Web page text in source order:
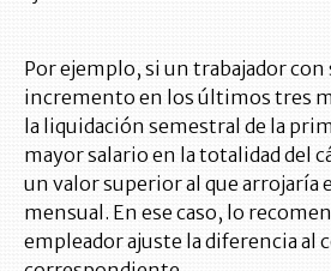
Por ejemplo, si un trabajador
incremento en los últimos tres
la liquidación semestral de la
mayor salario en la totalidad del
un valor superior al que arrojaría
mensual. En ese caso, lo
empleador ajuste la diferencia al